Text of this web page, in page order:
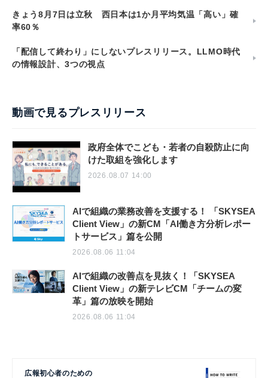
きょう8月7日は立秋 西日本は1か月平均気温「高い」確
率60％
「配信して終わり」にしないプレスリリース。LLMO時代
の情報設計、3つの視点
動画で見るプレスリリース
政府全体でこども・若者の自殺防止に向
けた取組を強化します
2026.08.07 14:00
AIで組織の業務改善を支援する！ 「SKYSEA
Client View」の新CM「AI働き方分析レポー
トサービス」篇を公開
2026.08.06 11:04
AIで組織の改善点を見抜く！「SKYSEA
Client View」の新テレビCM「チームの変
革」篇の放映を開始
2026.08.06 11:04
広報初心者のための